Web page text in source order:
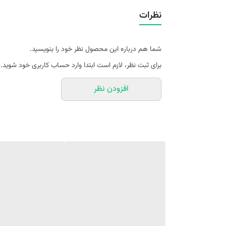
ویژگی ها
نوع عطر: ادو پرفیوم
طبع : ملایم
گروه بویایی: شرقی گلی
اسانس های اولیه: اوسمانتوس، زعفران، مگنولیا
نظرات
شما هم درباره این محصول نظر خود را بنویسید.
برای ثبت نظر، لازم است ابتدا وارد حساب کاربری خود شوید.
افزودن نظر